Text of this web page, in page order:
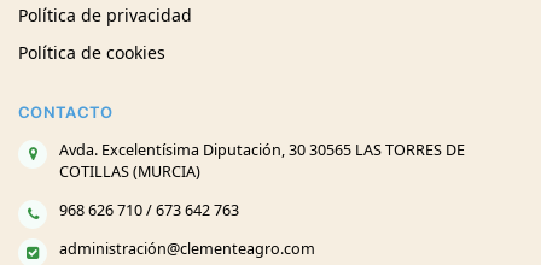
Política de privacidad
Política de cookies
CONTACTO
Avda. Excelentísima Diputación, 30 30565 LAS TORRES DE
COTILLAS (MURCIA)
968 626 710 / 673 642 763
administración@clementeagro.com